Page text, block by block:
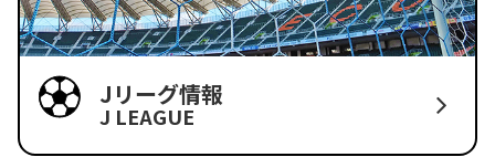
Jリーグ情報
J LEAGUE